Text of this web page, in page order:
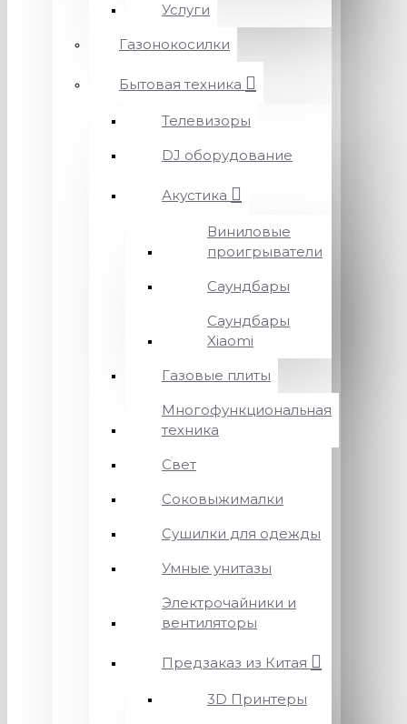
Услуги
Газонокосилки
Бытовая техника
Телевизоры
DJ оборудование
Акустика
Виниловые
проигрыватели
Саундбары
Саундбары
Xiaomi
Газовые плиты
Многофункциональная
техника
Свет
Соковыжималки
Сушилки для одежды
Умные унитазы
Электрочайники и
вентиляторы
Предзаказ из Китая
3D Принтеры